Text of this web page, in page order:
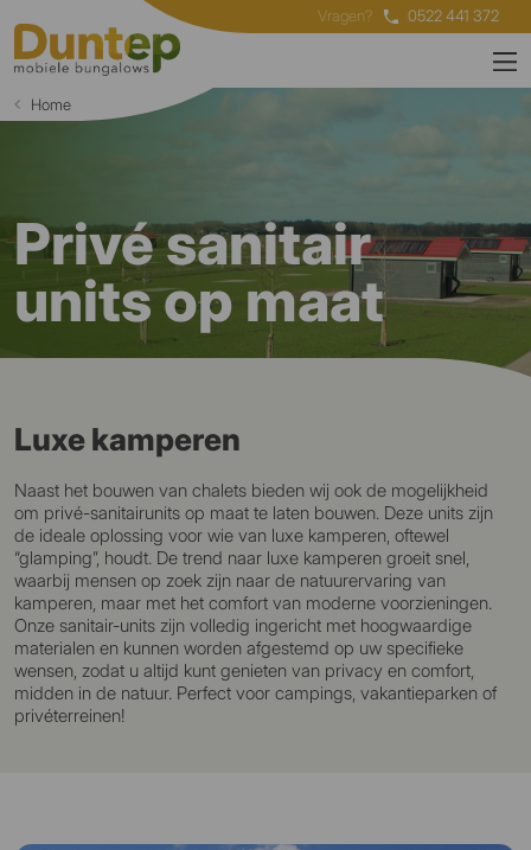
Vragen? 0522 441 372
Home
Privé sanitair
units op maat
Luxe kamperen
Naast het bouwen van chalets bieden wij ook de mogelijkheid
om privé-sanitairunits op maat te laten bouwen. Deze units zijn
de ideale oplossing voor wie van luxe kamperen, oftewel
“glamping”, houdt. De trend naar luxe kamperen groeit snel,
waarbij mensen op zoek zijn naar de natuurervaring van
kamperen, maar met het comfort van moderne voorzieningen.
Onze sanitair-units zijn volledig ingericht met hoogwaardige
materialen en kunnen worden afgestemd op uw specifieke
wensen, zodat u altijd kunt genieten van privacy en comfort,
midden in de natuur. Perfect voor campings, vakantieparken of
privéterreinen!